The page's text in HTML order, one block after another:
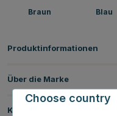
Braun Blau
Produktinformationen
Über die Marke
Kundenbewertungen
Choose country